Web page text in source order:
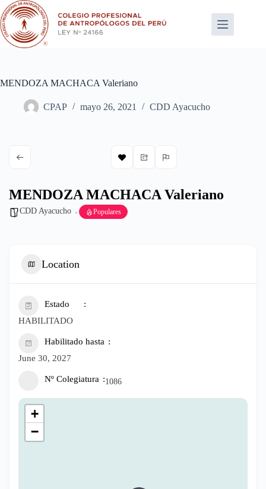
Saltar
al
contenido
MENDOZA MACHACA Valeriano
CPAP mayo 26, 2021 CDD Ayacucho
MENDOZA MACHACA Valeriano
CDD Ayacucho Populares
Location
Estado
HABILITADO
Habilitado hasta
June 30, 2027
Nº Colegiatura 1086
+
−